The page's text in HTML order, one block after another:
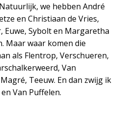
we hebben André
en Christiaan de Vries,
Euwe, Sybolt en Margaretha
Maar waar komen die
als Flentrop, Verschueren,
Van
Teeuw. En dan zwijg ik
Van Puffelen.